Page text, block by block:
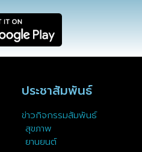
ประชาสัมพันธ์
ข่าวกิจกรรมสัมพันธ์
สุขภาพ
ยานยนต์